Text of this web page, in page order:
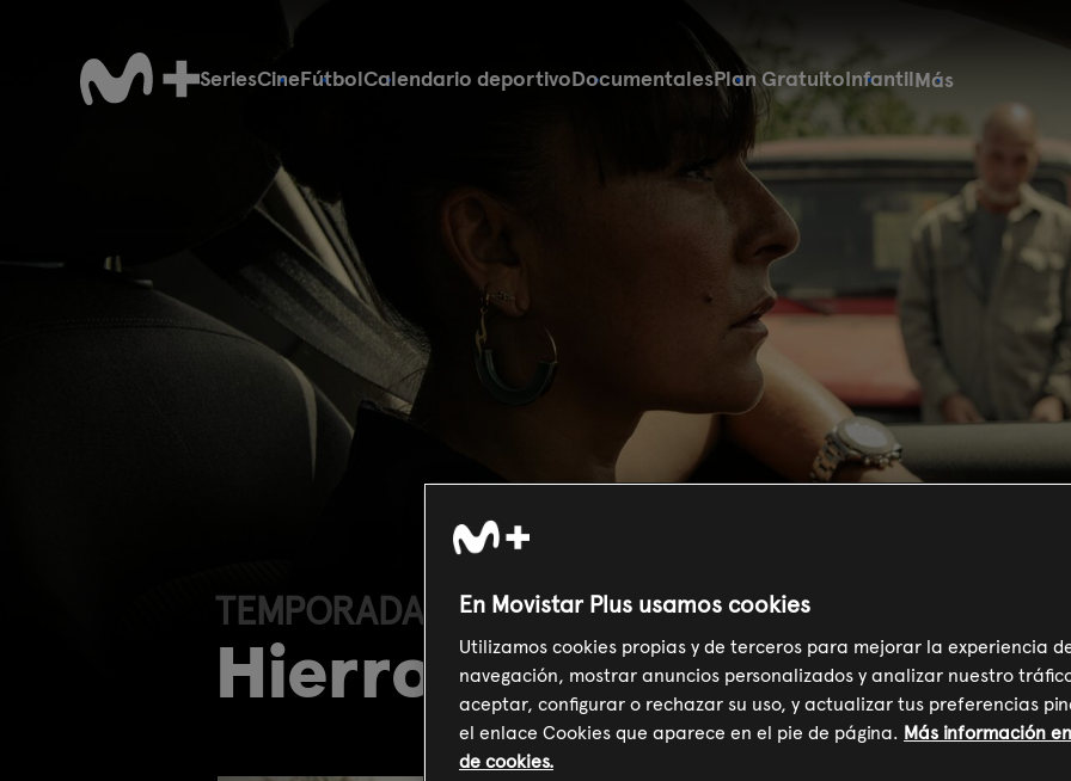
SeriesCineFútbolCalendario deportivoDocumentalesPlan GratuitoInfantilMás
TEMPORADA (T2)
Hierro (T2): Ep.6
En Movistar Plus usamos cookies
Utilizamos cookies propias y de terceros para mejorar la experiencia
navegación, mostrar anuncios personalizados y analizar nuestro
aceptar, configurar o rechazar su uso, y actualizar tus preferencias
el enlace Cookies que aparece en el pie de página. Más información
de cookies.